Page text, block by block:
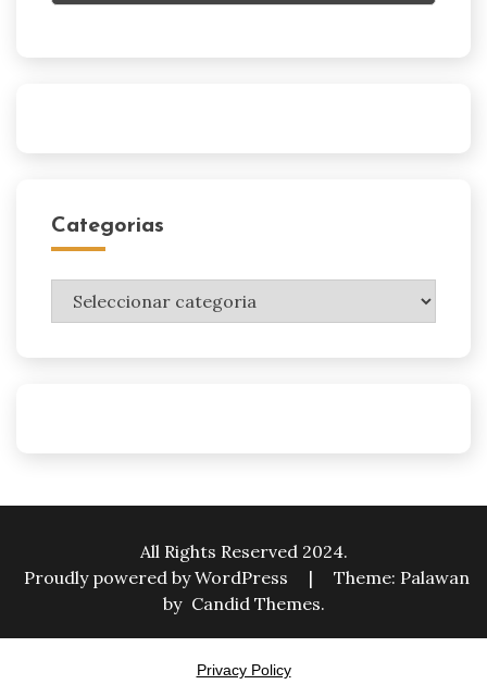
Categorias
Categorias
All Rights Reserved 2024.
Proudly powered by WordPress
|
Theme: Palawan
by Candid Themes.
Privacy Policy